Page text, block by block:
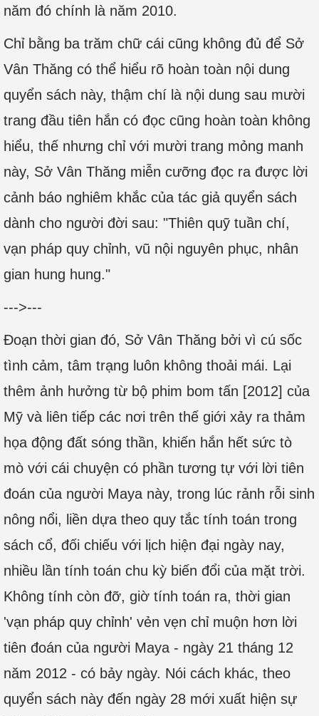
năm đó chính là năm 2010.
Chỉ bằng ba trăm chữ cái cũng không đủ để Sở
Vân Thăng có thể hiểu rõ hoàn toàn nội dung
quyển sách này, thậm chí là nội dung sau mười
trang đầu tiên hắn có đọc cũng hoàn toàn không
hiểu, thế nhưng chỉ với mười trang mỏng manh
này, Sở Vân Thăng miễn cưỡng đọc ra được lời
cảnh báo nghiêm khắc của tác giả quyển sách
dành cho người đời sau: "Thiên quỹ tuần chí,
vạn pháp quy chỉnh, vũ nội nguyên phục, nhân
gian hung hung."
--->---
Đoạn thời gian đó, Sở Vân Thăng bởi vì cú sốc
tình cảm, tâm trạng luôn không thoải mái. Lại
thêm ảnh hưởng từ bộ phim bom tấn [2012] của
Mỹ và liên tiếp các nơi trên thế giới xảy ra thảm
họa động đất sóng thần, khiến hắn hết sức tò
mò với cái chuyện có phần tương tự với lời tiên
đoán của người Maya này, trong lúc rảnh rỗi sinh
nông nổi, liền dựa theo quy tắc tính toán trong
sách cổ, đối chiếu với lịch hiện đại ngày nay,
nhiều lần tính toán chu kỳ biến đổi của mặt trời.
Không tính còn đỡ, giờ tính toán ra, thời gian
'vạn pháp quy chỉnh' vẻn vẹn chỉ muộn hơn lời
tiên đoán của người Maya - ngày 21 tháng 12
năm 2012 - có bảy ngày. Nói cách khác, theo
quyển sách này đến ngày 28 mới xuất hiện sự